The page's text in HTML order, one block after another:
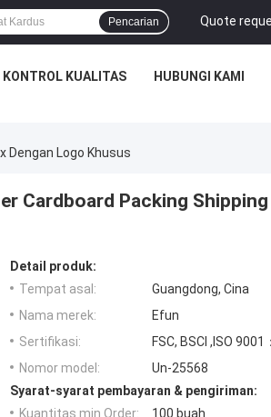
Quote
Pencarian
KONTROL KUALITAS HUBUNGI KAMI
Dengan Logo Khusus
Cardboard Packing
Detail produk:
Tempat asal:
Guangdong, Cina
Nama merek:
Efun
Sertifikasi:
FSC, BSCI ,ISO 9001
Nomor model:
Un-25568
Syarat-syarat pembayaran & pengiriman:
Kuantitas min Order:
100 buah